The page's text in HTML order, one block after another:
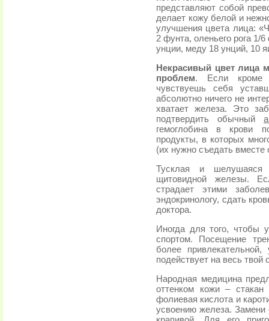
представляют собой
делает кожу белой и
улучшения цвета лица:
2 фунта, оленьего рога 1/
унции, меду 18 унций, 10
Некрасивый цвет лица
проблем. Если кроме
чувствуешь себя
абсолютно ничего не
хватает железа. Это
подтвердить обычный
гемоглобина в крови
продукты, в которых
(их нужно съедать вместе
Тусклая и шелушаяся
щитовидной железы.
страдает этими
эндокринологу, сдать
доктора.
Иногда для того, чтобы
спортом. Посещение
более
подействует на весь твой
Народная медицина
оттенком кожи –
фолиевая кислота и
усвоению железа.